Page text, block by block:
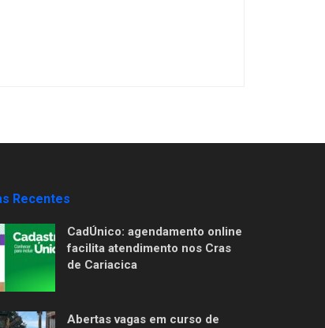
Recentes
CadÚnico: agendamento online
facilita atendimento nos Cras
de Cariacica
Abertas vagas em curso de